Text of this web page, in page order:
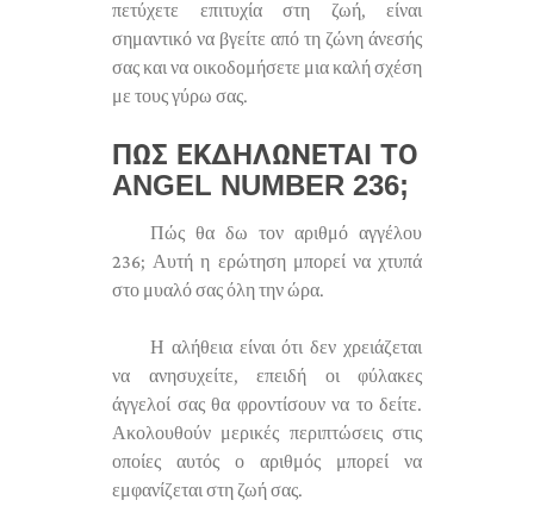
πετύχετε επιτυχία στη ζωή, είναι
σημαντικό να βγείτε από τη ζώνη άνεσής
σας και να οικοδομήσετε μια καλή σχέση
με τους γύρω σας.
ΠΏΣ ΕΚΔΗΛΏΝΕΤΑΙ ΤΟ
ANGEL NUMBER 236;
Πώς θα δω τον αριθμό αγγέλου
236; Αυτή η ερώτηση μπορεί να χτυπά
στο μυαλό σας όλη την ώρα.
Η αλήθεια είναι ότι δεν χρειάζεται
να ανησυχείτε, επειδή οι φύλακες
άγγελοί σας θα φροντίσουν να το δείτε.
Ακολουθούν μερικές περιπτώσεις στις
οποίες αυτός ο αριθμός μπορεί να
εμφανίζεται στη ζωή σας.